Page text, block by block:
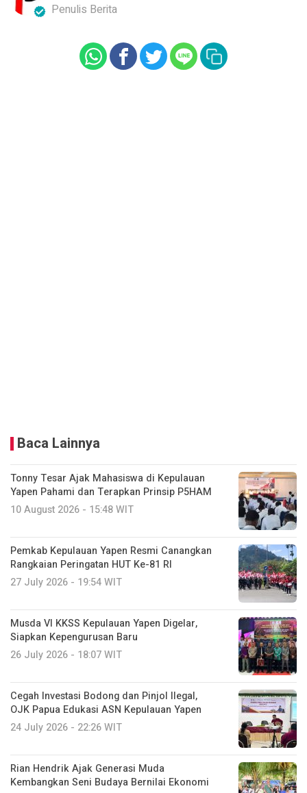
Penulis Berita
Baca Lainnya
Tonny Tesar Ajak Mahasiswa di Kepulauan
Yapen Pahami dan Terapkan Prinsip P5HAM
10 August 2026 - 15:48 WIT
Pemkab Kepulauan Yapen Resmi Canangkan
Rangkaian Peringatan HUT Ke-81 RI
27 July 2026 - 19:54 WIT
Musda VI KKSS Kepulauan Yapen Digelar,
Siapkan Kepengurusan Baru
26 July 2026 - 18:07 WIT
Cegah Investasi Bodong dan Pinjol Ilegal,
OJK Papua Edukasi ASN Kepulauan Yapen
24 July 2026 - 22:26 WIT
Rian Hendrik Ajak Generasi Muda
Kembangkan Seni Budaya Bernilai Ekonomi